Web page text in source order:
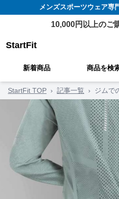
メンズスポーツウェア専
10,000円以上のご
StartFit
新着商品 商品を検
StartFit TOP › 記事一覧 › ジムで